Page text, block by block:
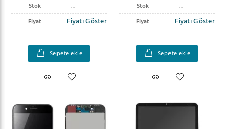
Stok
Fiyat
Fiyatı Göster
Sepete ekle
Stok
Fiyat
Fiyatı Göster
Sepete ekle